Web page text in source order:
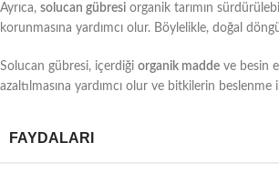
Ayrıca, solucan gübresi organik tarımın
korunmasına yardımcı olur. Böylelikle, doğal
Solucan gübresi, içerdiği organik madde ve besin
azaltılmasına yardımcı olur ve bitkilerin beslenme
FAYDALARI